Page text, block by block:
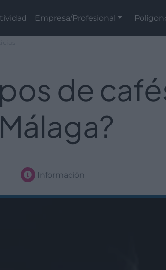
Empresa/Profesional
de
Málaga?
Información